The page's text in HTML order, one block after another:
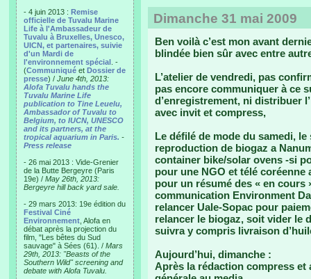
- 4 juin 2013 : Remise
officielle de Tuvalu Marine
Life à l'Ambassadeur de
Tuvalu à Bruxelles, Unesco,
UICN, et partenaires, suivie
d'un Mardi de
l'environnement spécial . -
(Communiqué et Dossier de
presse) / June 4th, 2013:
Alofa Tuvalu hands the
Tuvalu Marine Life
publication to Tine Leuelu,
Ambassador of Tuvalu to
Belgium, to IUCN, UNESCO
and its partners, at the
tropical aquarium in Paris. -
Press release
- 26 mai 2013 : Vide-Grenier
de la Butte Bergeyre (Paris
19e) / May 26th, 2013:
Bergeyre hill back yard sale.
- 29 mars 2013: 19e édition du
Festival Ciné
Environnement , Alofa en
débat après la projection du
film, "Les bêtes du Sud
sauvage" à Sées (61). / Mars
29th, 2013: "Beasts of the
Southern Wild" screening and
debate with Alofa Tuvalu.
Dimanche 31 mai 2009
Ben voilà c’est mon avant
blindée bien sûr avec entre
L’atelier de vendredi, pas
pas encore communiquer à ce
d’enregistrement, ni distribuer
avec invit et compress,
Le défilé de mode du samedi,
reproduction de biogaz a
container bike/solar ovens -si
pour une NGO et télé
pour un résumé des « en cours
communication Environment
relancer Uale-Sopac pour
relancer le biogaz, soit vider le
suivra y compris livraison
Aujourd’hui, dimanche :
Après la rédaction compress et